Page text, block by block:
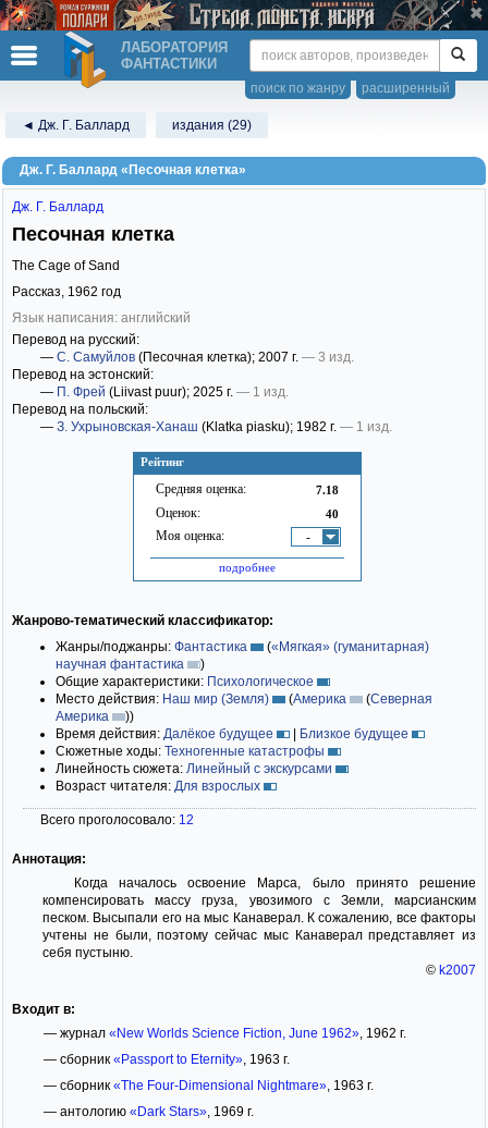
ЛАБОРАТОРИЯ
ФАНТАСТИКИ
расширенный
поиск по жанру
◄ Дж. Г. Баллард издания (29)
Дж. Г. Баллард «Песочная клетка»
Рейтинг
Средняя оценка: 7.18
Оценок: 40
Моя оценка: -
подробнее
Дж. Г. Баллард
Песочная клетка
The Cage of Sand
Рассказ, 1962 год
Язык написания: английский
Перевод на русский:
— С. Самуйлов (Песочная клетка); 2007 г. — 3 изд.
Перевод на эстонский:
— П. Фрей (Liivast puur); 2025 г. — 1 изд.
Перевод на польский:
— З. Ухрыновская-Ханаш (Klatka piasku); 1982 г. — 1 изд.
Жанрово-тематический классификатор:
Жанры/поджанры: Фантастика («Мягкая» (гуманитарная)
научная фантастика
)
Общие характеристики: Психологическое
Место действия: Наш мир (Земля) (Америка (Северная
Америка
))
Время действия: Далёкое будущее | Близкое будущее
Сюжетные ходы: Техногенные катастрофы
Линейность сюжета: Линейный с экскурсами
Возраст читателя: Для взрослых
Всего проголосовало: 12
Аннотация:
Когда началось освоение Марса, было принято решение
компенсировать массу груза, увозимого с Земли, марсианским
песком. Высыпали его на мыс Канаверал. К сожалению, все факторы
учтены не были, поэтому сейчас мыс Канаверал представляет из
себя пустыню.
© k2007
Входит в:
— журнал «New Worlds Science Fiction, June 1962», 1962 г.
— сборник «Passport to Eternity», 1963 г.
— сборник «The Four-Dimensional Nightmare», 1963 г.
— антологию «Dark Stars», 1969 г.